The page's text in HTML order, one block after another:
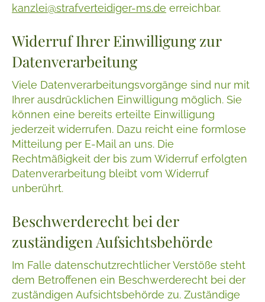
kanzlei@strafverteidiger-ms.de erreichbar.
Widerruf Ihrer Einwilligung zur
Datenverarbeitung
Viele Datenverarbeitungsvorgänge sind nur mit
Ihrer ausdrücklichen Einwilligung möglich. Sie
können eine bereits erteilte Einwilligung
jederzeit widerrufen. Dazu reicht eine formlose
Mitteilung per E-Mail an uns. Die
Rechtmäßigkeit der bis zum Widerruf erfolgten
Datenverarbeitung bleibt vom Widerruf
unberührt.
Beschwerderecht bei der
zuständigen Aufsichtsbehörde
Im Falle datenschutzrechtlicher Verstöße steht
dem Betroffenen ein Beschwerderecht bei der
zuständigen Aufsichtsbehörde zu. Zuständige